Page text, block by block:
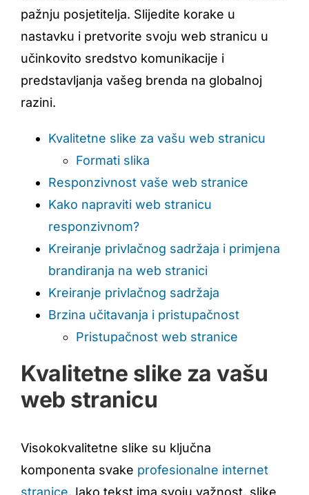
pažnju posjetitelja. Slijedite korake u
nastavku i pretvorite svoju web stranicu u
učinkovito sredstvo komunikacije i
predstavljanja vašeg brenda na globalnoj
razini.
Kvalitetne slike za vašu web stranicu
Formati slika
Responzivnost vaše web stranice
Kako napraviti web stranicu
responzivnom?
Kreiranje privlačnog sadržaja i primjena
brandiranja na web stranici
Kreiranje privlačnog sadržaja
Brzina učitavanja i pristupačnost
Pristupačnost web stranice
Kvalitetne slike za vašu
web stranicu
Visokokvalitetne slike su ključna
komponenta svake profesionalne internet
stranice. Iako tekst ima svoju važnost, slike